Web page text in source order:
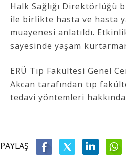
Halk Sağlığı Direktörlüğü
ile birlikte hasta ve hasta
muayenesi anlatıldı.
sayesinde yaşam
ERÜ Tıp Fakültesi Genel
Akcan tarafından tıp
tedavi yöntemleri
PAYLAŞ